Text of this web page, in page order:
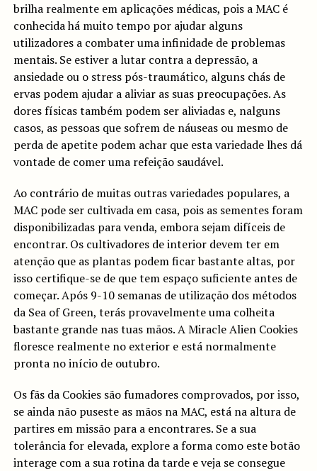
brilha realmente em aplicações médicas, pois a MAC é
conhecida há muito tempo por ajudar alguns
utilizadores a combater uma infinidade de problemas
mentais. Se estiver a lutar contra a depressão, a
ansiedade ou o stress pós-traumático, alguns chás de
ervas podem ajudar a aliviar as suas preocupações. As
dores físicas também podem ser aliviadas e, nalguns
casos, as pessoas que sofrem de náuseas ou mesmo de
perda de apetite podem achar que esta variedade lhes dá
vontade de comer uma refeição saudável.
Ao contrário de muitas outras variedades populares, a
MAC pode ser cultivada em casa, pois as sementes foram
disponibilizadas para venda, embora sejam difíceis de
encontrar. Os cultivadores de interior devem ter em
atenção que as plantas podem ficar bastante altas, por
isso certifique-se de que tem espaço suficiente antes de
começar. Após 9-10 semanas de utilização dos métodos
da Sea of Green, terás provavelmente uma colheita
bastante grande nas tuas mãos. A Miracle Alien Cookies
floresce realmente no exterior e está normalmente
pronta no início de outubro.
Os fãs da Cookies são fumadores comprovados, por isso,
se ainda não puseste as mãos na MAC, está na altura de
partires em missão para a encontrares. Se a sua
tolerância for elevada, explore a forma como este botão
interage com a sua rotina da tarde e veja se consegue